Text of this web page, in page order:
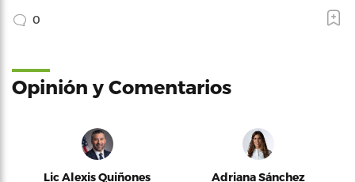
0
Opinión y Comentarios
Lic Alexis Quiñones Adriana Sánchez